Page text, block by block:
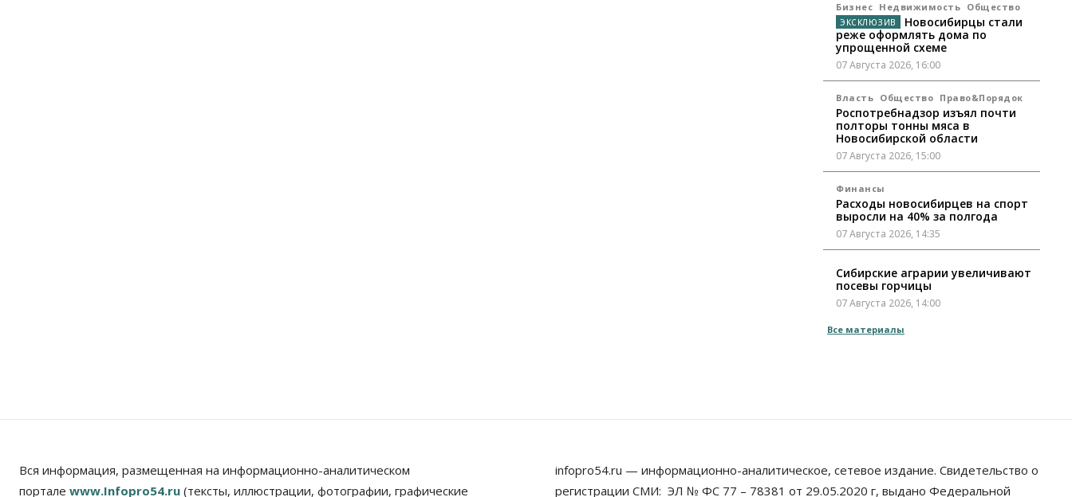
Бизнес Недвижимость Общество
Новосибирцы стали
реже оформлять дома по
упрощенной схеме
07 Августа 2026, 16:00
Власть Общество Право&Порядок
Роспотребнадзор изъял почти
полторы тонны мяса в
Новосибирской области
07 Августа 2026, 15:00
Финансы
Расходы новосибирцев на спорт
выросли на 40% за полгода
07 Августа 2026, 14:35
Сибирские аграрии увеличивают
посевы горчицы
07 Августа 2026, 14:00
Власть
«поставили машины на прикол»
07 Августа 2026, 13:00
Все материалы
Вся информация, размещенная на информационно-аналитическом
портале www.Infopro54.ru (тексты, иллюстрации, фотографии, графические
infopro54.ru — информационно-аналитическое, сетевое издание. Свидетельство о
регистрации СМИ: ЭЛ № ФС 77 – 78381 от 29.05.2020 г, выдано Федеральной